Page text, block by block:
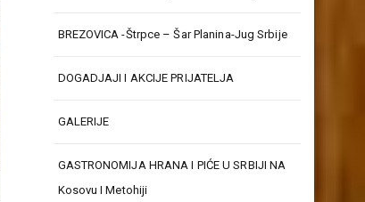
BREZOVICA -Štrpce – Šar Planina-Jug Srbije
DOGADJAJI I AKCIJE PRIJATELJA
GALERIJE
GASTRONOMIJA HRANA I PIĆE U SRBIJI NA
Kosovu I Metohiji